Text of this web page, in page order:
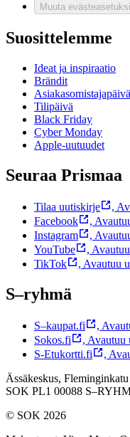
Muuta
Suosittelemme
Ideat ja inspiraatio
Brändit
Tilipäivä
Black Friday
Cyber Monday
Apple-uutuudet
Seuraa Prismaa
Tilaa uutiskirje ,
Facebook
,
Instagram
,
YouTube
,
TikTok
, Avautuu
S–ryhmä
S–kaupat.fi ,
Sokos.fi
, Avautuu
S-Etukortti.fi
,
Ässäkeskus,
SOK PL1 00088
© SOK 2026